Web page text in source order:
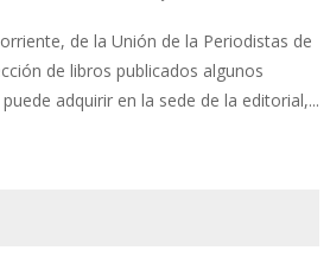
de la Unión de la Periodistas de
de libros publicados algunos
adquirir en la sede de la editorial,...